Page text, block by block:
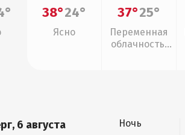
38°24°
Ясно
37°25°
Переменная
облачность,
6 августа Ночь